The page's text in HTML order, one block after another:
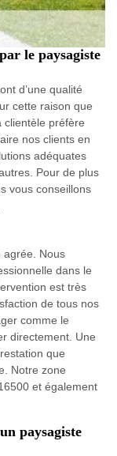
le paysagiste
d’une qualité
cette raison que
clientèle préfère
nos clients en
adéquates
Pour de plus
vous conseillons
agrée. Nous
dans le
est très
de tous nos
comme le
directement. Une
que
Notre zone
et également
paysagiste